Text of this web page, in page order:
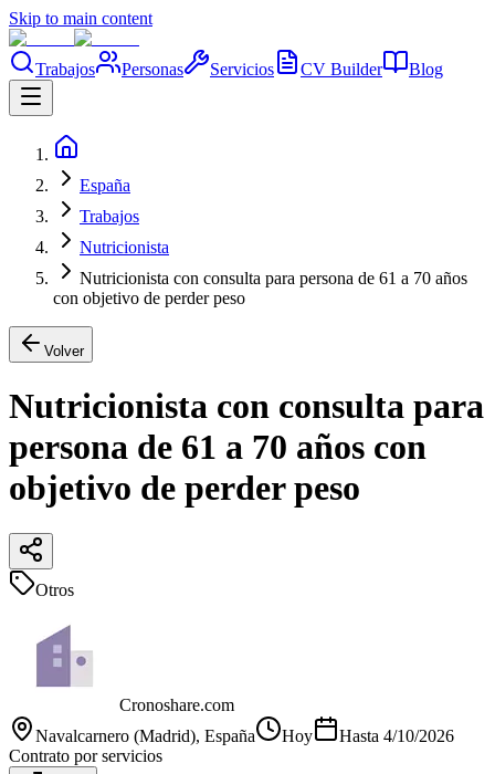
Skip to main content
Trabajos Personas Servicios CV Builder Blog
España
Trabajos
Nutricionista
Nutricionista con consulta para persona de 61 a 70 años
con objetivo de perder peso
Volver
Nutricionista con consulta para
persona de 61 a 70 años con
objetivo de perder peso
Otros
Cronoshare.com
Navalcarnero (Madrid), España Hoy Hasta 4/10/2026
Contrato por servicios